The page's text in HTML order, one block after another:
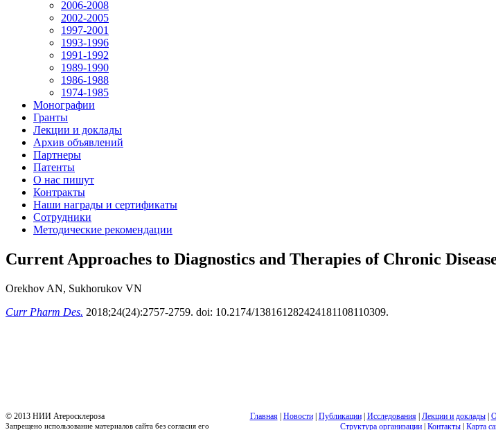
2006-2008
2002-2005
1997-2001
1993-1996
1991-1992
1989-1990
1986-1988
1974-1985
Монографии
Гранты
Лекции и доклады
Архив объявлений
Партнеры
Патенты
О нас пишут
Контракты
Наши награды и сертификаты
Сотрудники
Методические рекомендации
Current Approaches to Diagnostics and Therapies of Chronic
Orekhov AN, Sukhorukov VN
Curr Pharm Des. 2018;24(24):2757-2759. doi: 10.2174/138161282424181108110309.
© 2013 НИИ Атеросклероза
Запрещено использование материалов сайта без согласия его
Главная| Новости| Публикации| Исследования| Лекции и доклады|
Структура организации| Контакты| Карта